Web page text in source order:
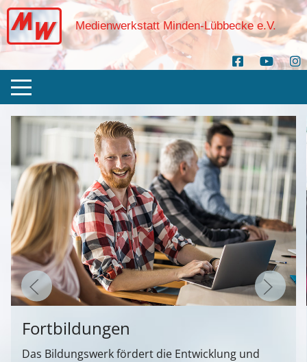
Medienwerkstatt Minden-Lübbecke e.V.
Fortbildungen
Das Bildungswerk fördert die Entwicklung und